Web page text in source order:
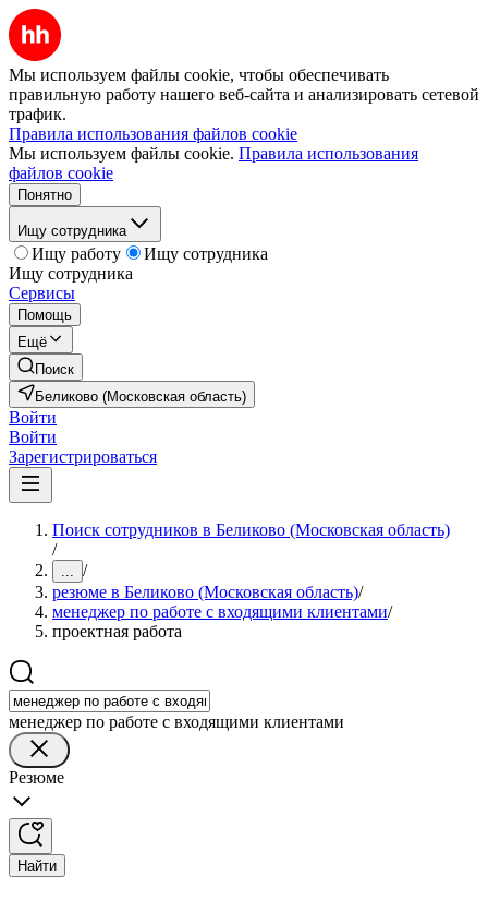
Мы используем файлы cookie, чтобы обеспечивать
правильную работу нашего веб-сайта и анализировать сетевой
трафик.
Правила использования файлов cookie
Мы используем файлы cookie. Правила использования
файлов cookie
Понятно
Ищу сотрудника
Ищу работу
Ищу сотрудника
Ищу сотрудника
Сервисы
Помощь
Ещё
Поиск
Беликово (Московская область)
Войти
Войти
Зарегистрироваться
Поиск сотрудников в Беликово (Московская область)
/
... /
резюме в Беликово (Московская область)/
менеджер по работе с входящими клиентами/
проектная работа
менеджер по работе с входящими клиентами
Резюме
Найти